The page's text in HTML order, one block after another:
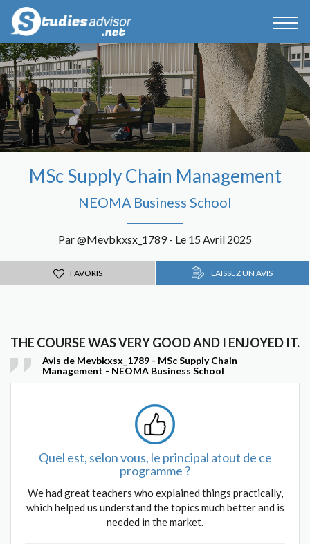
MSc Supply Chain Management
NEOMA Business School
Par @Mevbkxsx_1789 - Le 15 Avril 2025
FAVORIS LAISSEZ UN AVIS
THE COURSE WAS VERY GOOD AND I ENJOYED IT.
Avis de Mevbkxsx_1789 - MSc Supply Chain
Management - NEOMA Business School
Quel est, selon vous, le principal atout de ce
programme ?
We had great teachers who explained things practically,
which helped us understand the topics much better and is
needed in the market.